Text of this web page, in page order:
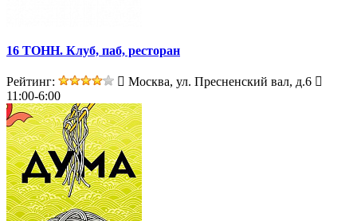
16 ТОНН. Клуб, паб, ресторан
Рейтинг:
Москва, ул. Пресненский вал, д.6
11:00-6:00